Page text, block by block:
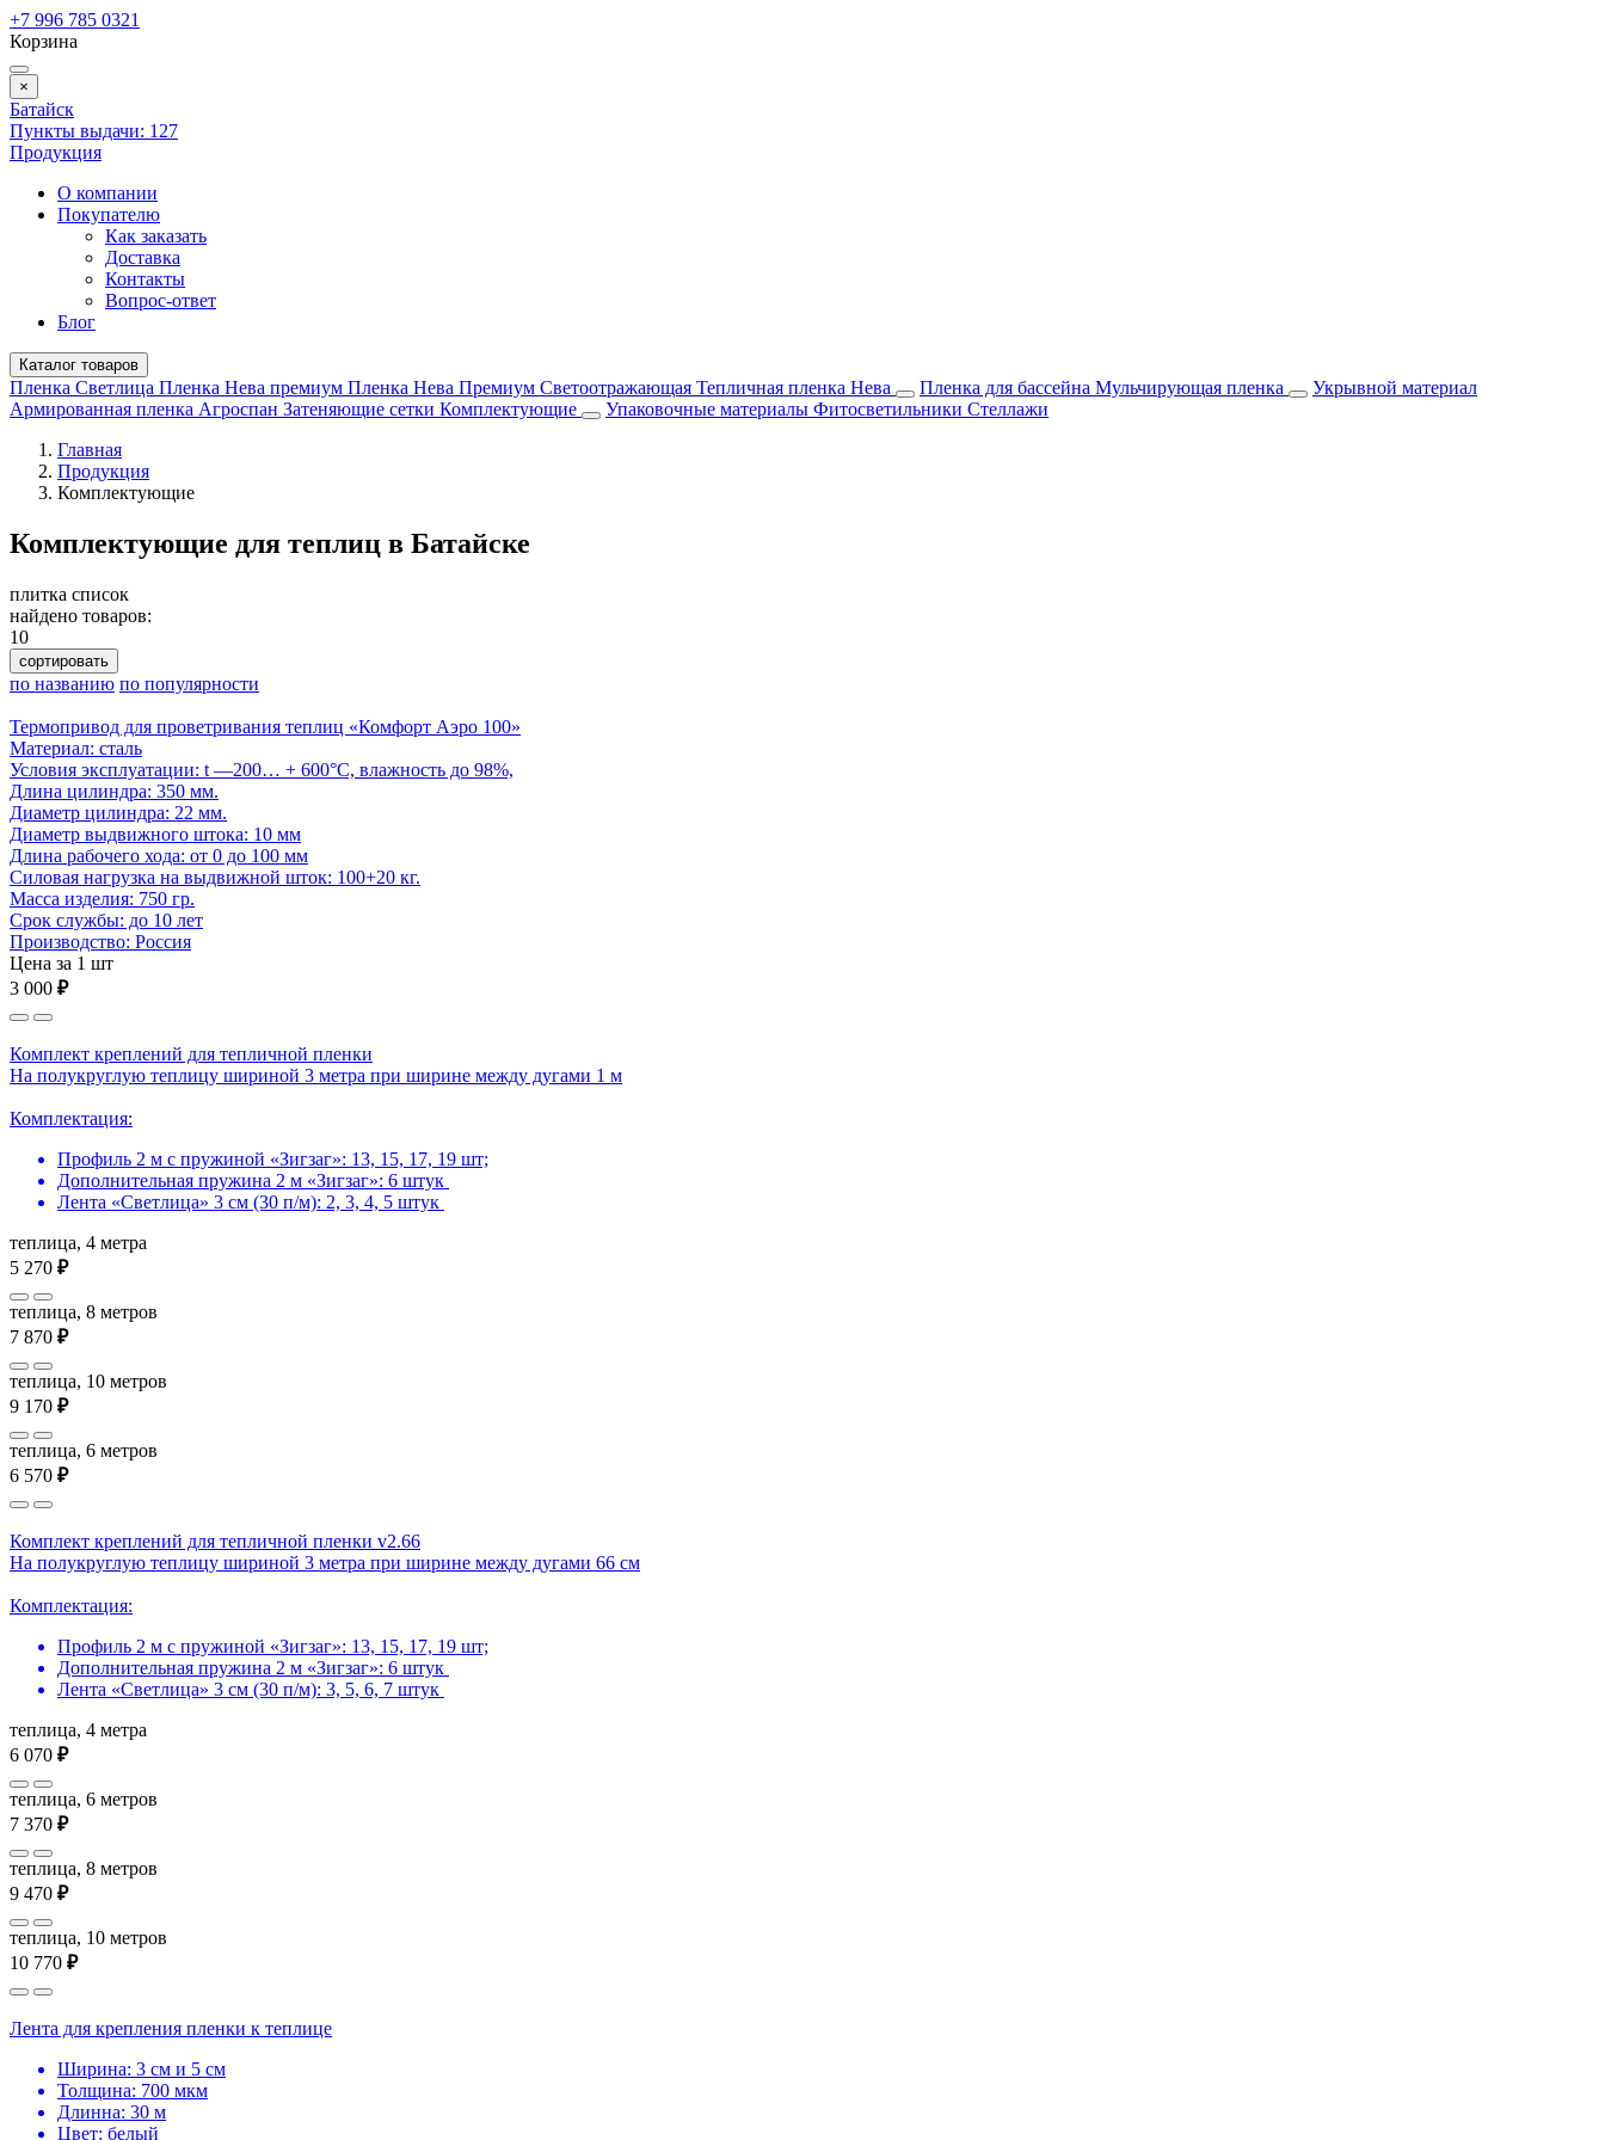
+7 996 785 0321
Корзина
×
Батайск
Пункты выдачи: 127
Продукция
О компании
Покупателю
Как заказать
Доставка
Контакты
Вопрос-ответ
Блог
Каталог товаров
Пленка Светлица Пленка Нева премиум Пленка Нева Премиум Светоотражающая Тепличная пленка Нева Пленка для бассейна Мульчирующая пленка
Укрывной материал
Армированная пленка Агроспан Затеняющие сетки Комплектующие Упаковочные материалы Фитосветильники Стеллажи
Главная
Продукция
Комплектующие
Комплектующие для теплиц в Батайске
плитка список
найдено товаров:
10
сортировать
по названию по популярности
Термопривод для проветривания теплиц «Комфорт Аэро 100»
Материал: сталь
Условия эксплуатации: t —200… + 600°С, влажность до 98%,
Длина цилиндра: 350 мм.
Диаметр цилиндра: 22 мм.
Диаметр выдвижного штока: 10 мм
Длина рабочего хода: от 0 до 100 мм
Cиловая нагрузка на выдвижной шток: 100+20 кг.
Масса изделия: 750 гр.
Срок службы: до 10 лет
Производство: Россия
Цена за 1 шт
3 000 ₽
Комплект креплений для тепличной пленки
На полукруглую теплицу шириной 3 метра при ширине между дугами 1 м
Комплектация:
Профиль 2 м с пружиной «Зигзаг»: 13, 15, 17, 19 шт;
Дополнительная пружина 2 м «Зигзаг»: 6 штук
Лента «Светлица» 3 см (30 п/м): 2, 3, 4, 5 штук
теплица, 4 метра
5 270 ₽
теплица, 8 метров
7 870 ₽
теплица, 10 метров
9 170 ₽
теплица, 6 метров
6 570 ₽
Комплект креплений для тепличной пленки v2.66
На полукруглую теплицу шириной 3 метра при ширине между дугами 66 см
Комплектация:
Профиль 2 м с пружиной «Зигзаг»: 13, 15, 17, 19 шт;
Дополнительная пружина 2 м «Зигзаг»: 6 штук
Лента «Светлица» 3 см (30 п/м): 3, 5, 6, 7 штук
теплица, 4 метра
6 070 ₽
теплица, 6 метров
7 370 ₽
теплица, 8 метров
9 470 ₽
теплица, 10 метров
10 770 ₽
Лента для крепления пленки к теплице
Ширина: 3 см и 5 см
Толщина: 700 мкм
Длинна: 30 м
Цвет: белый